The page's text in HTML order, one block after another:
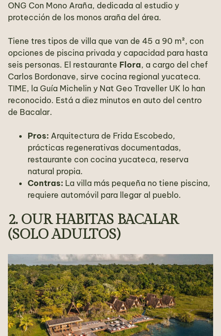
ONG Con Mono Araña, dedicada al estudio y
protección de los monos araña del área.
Tiene tres tipos de villa que van de 45 a 90 m², con
opciones de piscina privada y capacidad para hasta
seis personas. El restaurante Flora, a cargo del chef
Carlos Bordonave, sirve cocina regional yucateca.
TIME, la Guía Michelin y Nat Geo Traveller UK lo han
reconocido. Está a diez minutos en auto del centro
de Bacalar.
Pros: Arquitectura de Frida Escobedo,
prácticas regenerativas documentadas,
restaurante con cocina yucateca, reserva
natural propia.
Contras: La villa más pequeña no tiene piscina,
requiere automóvil para llegar al pueblo.
2. OUR HABITAS BACALAR
(SOLO ADULTOS)